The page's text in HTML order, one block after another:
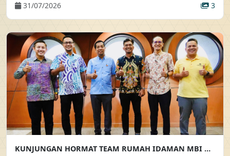
31/07/2026
3
KUNJUNGAN HORMAT TEAM RUMAH IDAMAN MBI KE ATAS PEMANGKU PENGARAH EKSEKUTIF